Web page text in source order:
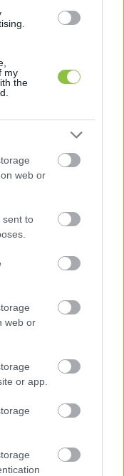
my
the
web or
sent to
web or
or app.
ki ennek az
ez eléri a
nem
azt
egy
Tehát itt
a fatömeg –
gyérítést,
az
teljesen